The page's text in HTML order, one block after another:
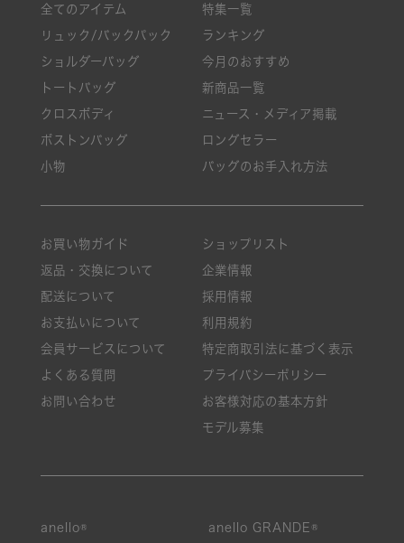
全てのアイテム
リュック/バックパック
ショルダーバッグ
トートバッグ
クロスボディ
ボストンバッグ
小物
特集一覧
ランキング
今月のおすすめ
新商品一覧
ニュース・メディア掲載
ロングセラー
バッグのお手入れ方法
お買い物ガイド
返品・交換について
配送について
お支払いについて
会員サービスについて
よくある質問
お問い合わせ
ショップリスト
企業情報
採用情報
利用規約
特定商取引法に基づく表示
プライバシーポリシー
お客様対応の基本方針
モデル募集
anello® anello GRANDE®